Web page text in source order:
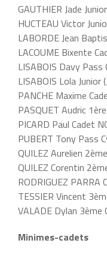
GAUTHIER Jade
HUCTEAU Victor
LABORDE Jean
LACOUME Bixente
LISABOIS Davy Pass
LISABOIS Lola Junior
PANCHE Maxime
PASQUET Audric
PICARD Paul Cadet
PUBERT Tony Pass
QUILEZ Aurelien
QUILEZ Corentin
RODRIGUEZ PARRA
TESSIER Vincent
VALADE Dylan 3ème
Minimes-cadets